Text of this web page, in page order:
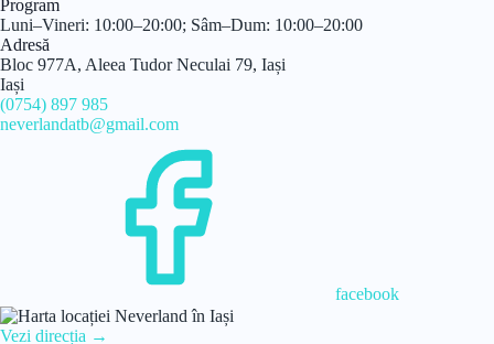
Program
Luni–Vineri: 10:00–20:00; Sâm–Dum: 10:00–20:00
Adresă
Bloc 977A, Aleea Tudor Neculai 79, Iași
Iași
(0754) 897 985
neverlandatb@gmail.com
facebook
Vezi direcția →